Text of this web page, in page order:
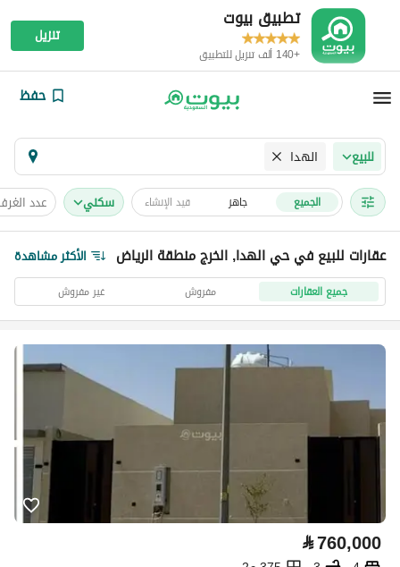
تطبيق بيوت
+140 ألف تنزيل للتطبيق
تنزيل
حفظ
للبيع الهدا
الجميع جاهز قيد الإنشاء سكني عدد
عقارات للبيع في حي الهدا, الخرج منطقة الرياض الأكثر مشاهدة
جميع العقارات مفروش غير مفروش
⃁760,000